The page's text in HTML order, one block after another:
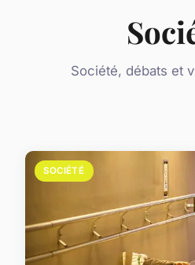
Société, débats et
SOCIÉTÉ